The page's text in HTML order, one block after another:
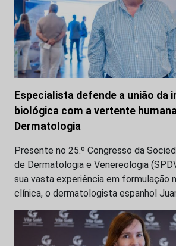
Especialista defende a união da
biológica com a vertente
Dermatologia
Presente no 25.º Congresso da
de Dermatologia e Venereologia
sua vasta experiência em formulação
clínica, o dermatologista espanhol